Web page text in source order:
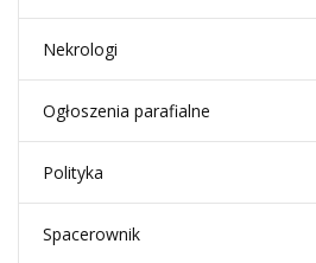
Nekrologi
Ogłoszenia parafialne
Polityka
Spacerownik